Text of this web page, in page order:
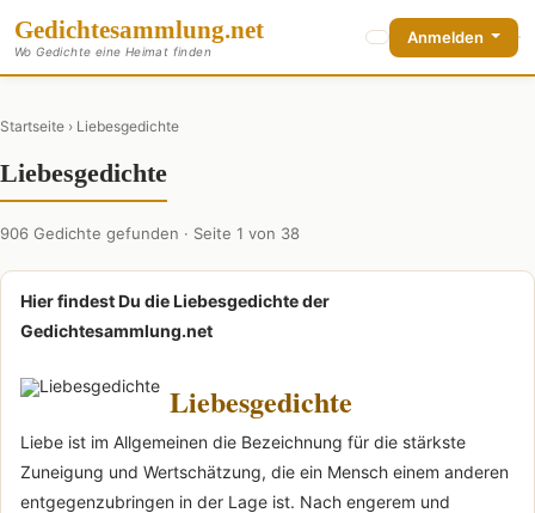
Gedichtesammlung.net
Wo Gedichte eine Heimat finden
Anmelden
Startseite › Liebesgedichte
Liebesgedichte
906 Gedichte gefunden · Seite 1 von 38
Hier findest Du die Liebesgedichte der
Gedichtesammlung.net
Liebesgedichte
Liebe ist im Allgemeinen die Bezeichnung für die stärkste
Zuneigung und Wertschätzung, die ein Mensch einem anderen
entgegenzubringen in der Lage ist. Nach engerem und